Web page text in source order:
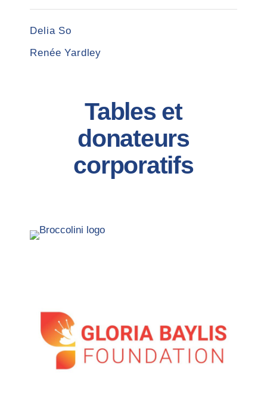
Delia So
Renée Yardley
Tables et
donateurs
corporatifs